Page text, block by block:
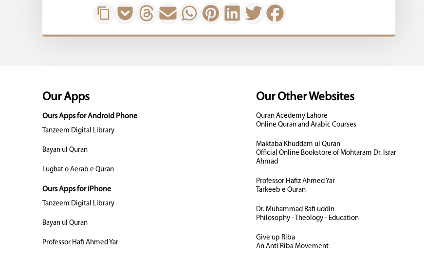
Our Other Websites
Quran Acedemy Lahore
Online Quran and Arabic Courses
Maktaba Khuddam ul Quran
Official Online Bookstore of Mohtaram Dr. Israr
Ahmad
Professor Hafiz Ahmed Yar
Tarkeeb e Quran
Dr. Muhammad Rafi uddin
Philosophy - Theology - Education
Give up Riba
An Anti Riba Movement
Our Apps
Ours Apps for Android Phone
Tanzeem Digital Library
Bayan ul Quran
Lughat o Aerab e Quran
Ours Apps for iPhone
Tanzeem Digital Library
Bayan ul Quran
Professor Hafi Ahmed Yar